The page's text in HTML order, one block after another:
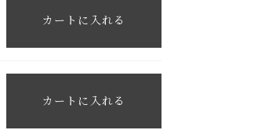
カートに入れる
カートに入れる